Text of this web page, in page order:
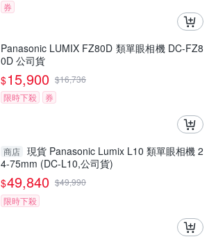
券
Panasonic LUMIX FZ80D 類單眼相機 DC-FZ8
0D 公司貨
$15,900 $16,736
限時下殺
券
商店 現貨 Panasonic Lumix L10 類單眼相機 2
4-75mm (DC-L10,公司貨)
$49,840 $49,990
限時下殺